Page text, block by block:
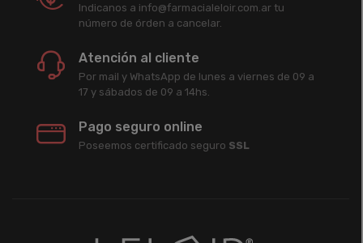
Indicanos a info@farmacialeloir.com.ar tu
número de órden a cancelar.
Atención al cliente
Por mail y WhatsApp de lunes a viernes de 09 a
17 y sábados de 09 a 14hs.
Pago seguro online
Poseemos certificado seguro SSL